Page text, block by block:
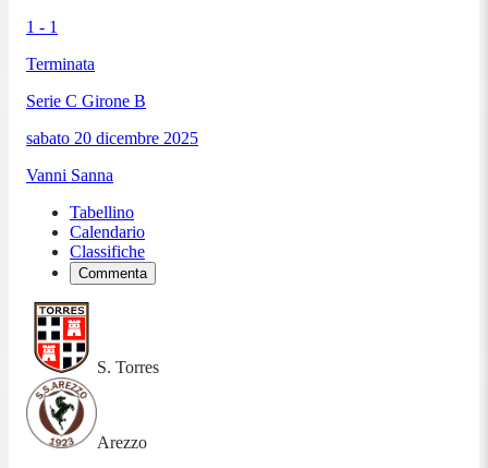
1 - 1
Terminata
Serie C Girone B
sabato 20 dicembre 2025
Vanni Sanna
Tabellino
Calendario
Classifiche
Commenta
S. Torres
Arezzo